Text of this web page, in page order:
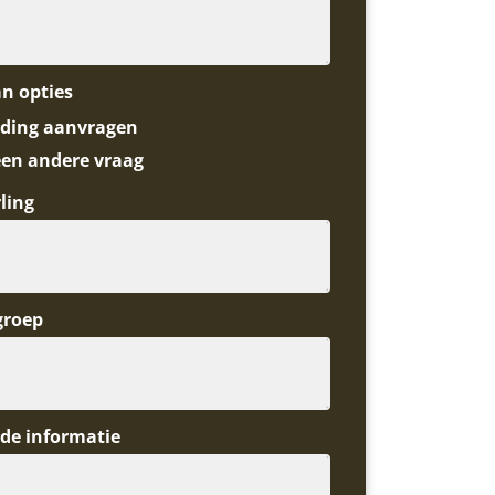
opties
aanvragen
andere vraag
informatie